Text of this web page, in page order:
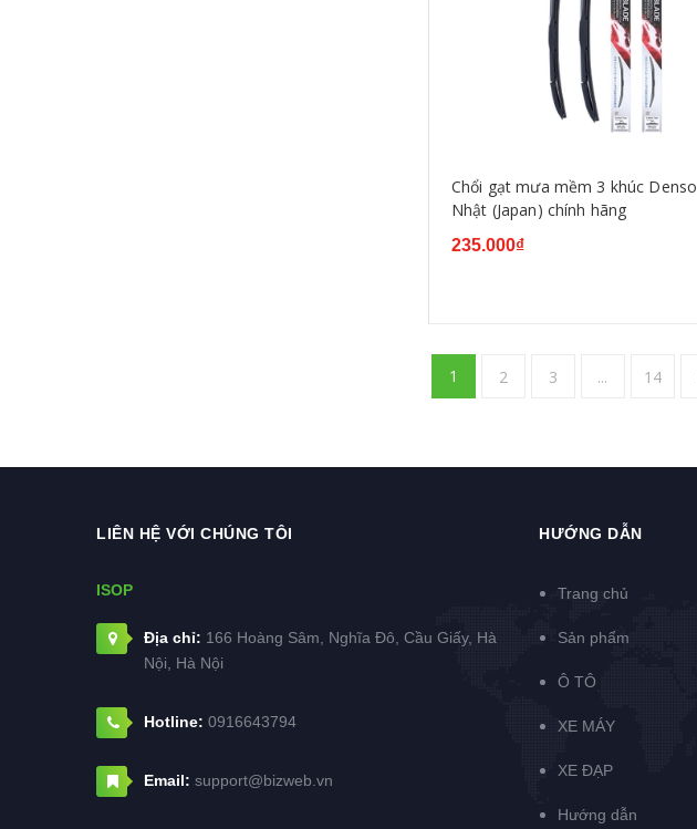
Chổi gạt mưa mềm 3 khúc Denso
Nhật (Japan) chính hãng
235.000₫
1 2 3 ... 14
LIÊN HỆ VỚI CHÚNG TÔI
ISOP
Địa chỉ: 166 Hoàng Sâm, Nghĩa Đô, Cầu Giấy, Hà
Nội, Hà Nội
Hotline: 0916643794
Email: support@bizweb.vn
HƯỚNG DẪN
Trang chủ
Sản phẩm
Ô TÔ
XE MÁY
XE ĐẠP
Hướng dẫn